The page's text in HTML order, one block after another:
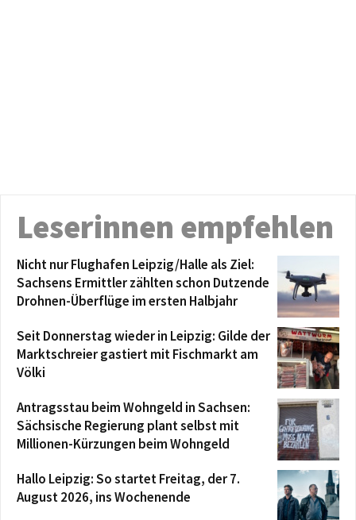
Leserinnen empfehlen
Nicht nur Flughafen Leipzig/Halle als Ziel:
Sachsens Ermittler zählten schon Dutzende
Drohnen-Überflüge im ersten Halbjahr
Seit Donnerstag wieder in Leipzig: Gilde der
Marktschreier gastiert mit Fischmarkt am
Völki
Antragsstau beim Wohngeld in Sachsen:
Sächsische Regierung plant selbst mit
Millionen-Kürzungen beim Wohngeld
Hallo Leipzig: So startet Freitag, der 7.
August 2026, ins Wochenende